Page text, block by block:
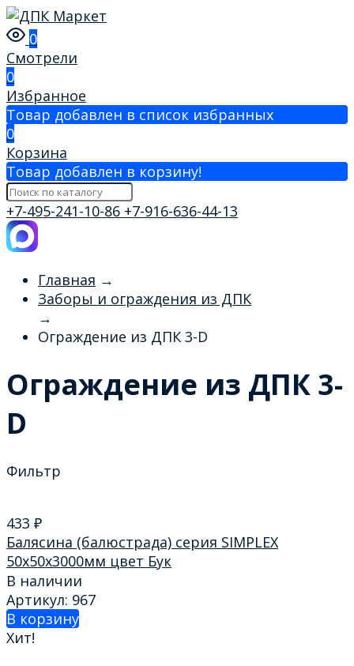
0
Смотрели
0
Избранное
Товар добавлен в список избранных
0
Корзина
Товар добавлен в корзину!
+7-495-241-10-86 +7-916-636-44-13
Главная →
Заборы и ограждения из ДПК
→
Ограждение из ДПК 3-D
Ограждение из ДПК 3-
D
Фильтр
433 ₽
Балясина (балюстрада) серия SIMPLEX
50х50х3000мм цвет Бук
В наличии
Артикул: 967
В корзину
Хит!